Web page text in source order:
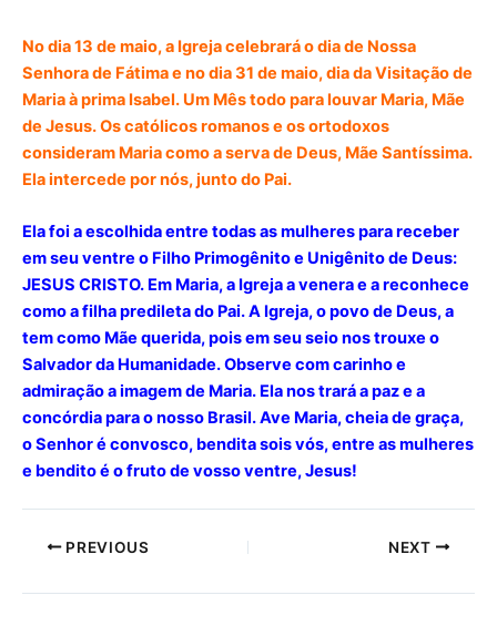
No dia 13 de maio, a Igreja celebrará o dia de Nossa
Senhora de Fátima e no dia 31 de maio, dia da Visitação de
Maria à prima Isabel. Um Mês todo para louvar Maria, Mãe
de Jesus. Os católicos romanos e os ortodoxos
consideram Maria como a serva de Deus, Mãe Santíssima.
Ela intercede por nós, junto do Pai.
Ela foi a escolhida entre todas as mulheres para receber
em seu ventre o Filho Primogênito e Unigênito de Deus:
JESUS CRISTO. Em Maria, a Igreja a venera e a reconhece
como a filha predileta do Pai. A Igreja, o povo de Deus, a
tem como Mãe querida, pois em seu seio nos trouxe o
Salvador da Humanidade. Observe com carinho e
admiração a imagem de Maria. Ela nos trará a paz e a
concórdia para o nosso Brasil. Ave Maria, cheia de graça,
o Senhor é convosco, bendita sois vós, entre as mulheres
e bendito é o fruto de vosso ventre, Jesus!
PREVIOUS NEXT